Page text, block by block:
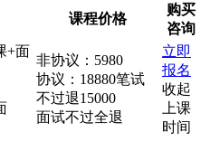
课程价格
购买
咨询
+面
非协议：5980
协议：18880笔试
不过退15000
面试不过全退
立即
报名
收起
上课
时间